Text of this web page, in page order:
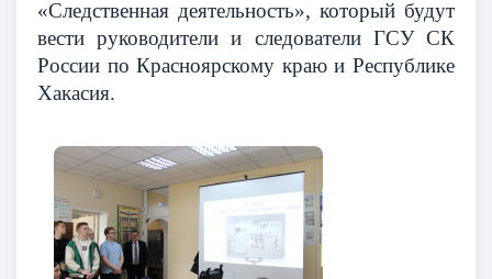
«Следственная деятельность», который будут
вести руководители и следователи ГСУ СК
России по Красноярскому краю и Республике
Хакасия.